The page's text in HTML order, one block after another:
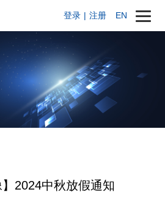
EN
登录 | 注册
】2024中秋放假通知